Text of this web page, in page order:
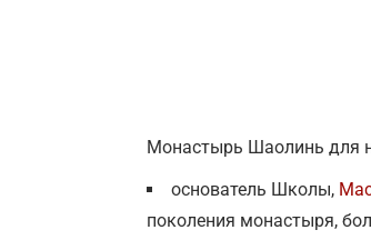
Монастырь Шаолинь для
основатель Школы,
поколения монастыря,